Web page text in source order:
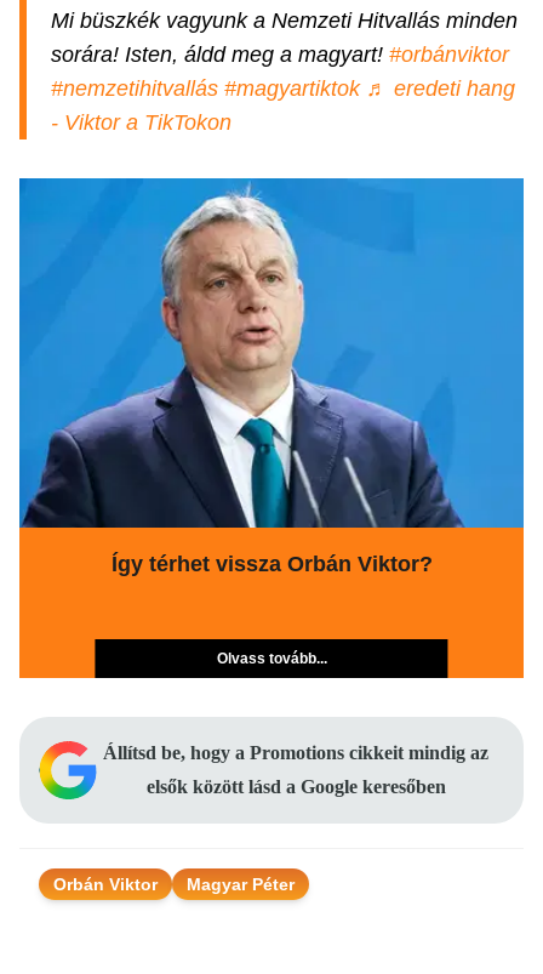
Mi büszkék vagyunk a Nemzeti Hitvallás minden
sorára! Isten, áldd meg a magyart! #orbánviktor
#nemzetihitvallás #magyartiktok ♬ eredeti hang
- Viktor a TikTokon
Így térhet vissza Orbán Viktor?
Olvass tovább...
Állítsd be, hogy a Promotions cikkeit mindig az
elsők között lásd a Google keresőben
Orbán Viktor Magyar Péter